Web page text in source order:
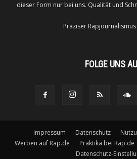
dieser Form nur bei uns. Qualität und
Präziser
FOLGE UNS
Impressum Datenschutz
Werben auf Rap.de
Praktika bei Rap.de
Datenschutz-